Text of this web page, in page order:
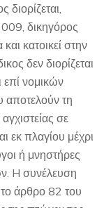
διορίζεται,
δικηγόρος
κατοικεί στην
δεν διορίζεται
επί νομικών
τη
σε
εκ πλαγίου μέχρι
ή μνηστήρες
H συνέλευση
άρθρο 82 του